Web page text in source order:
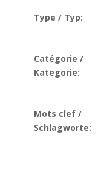
Type / Typ:
Catégorie /
Kategorie:
Mots clef /
Schlagworte: